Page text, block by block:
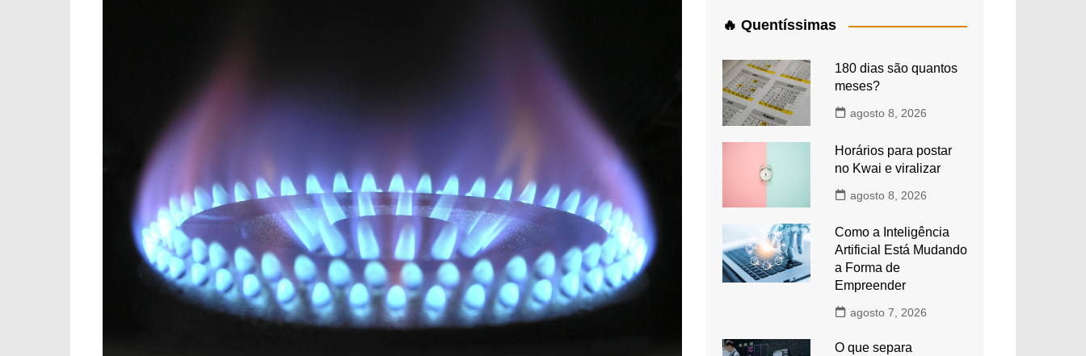
🔥 Quentíssimas
180 dias são quantos
meses?
agosto 8, 2026
Horários para postar
no Kwai e viralizar
agosto 8, 2026
Como a Inteligência
Artificial Está Mudando
a Forma de
Empreender
agosto 7, 2026
O que separa